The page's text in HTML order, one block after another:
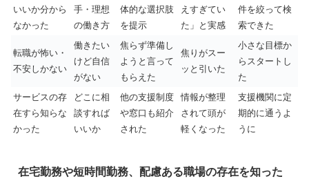
いいか分から
なかった
手・理想
の働き方
体的な選択肢
を提示
えすぎてい
た」と実感
件を絞って検
索できた
転職が怖い・
不安しかない
働きたい
けど自信
がない
焦らず準備し
ようと言って
もらえた
焦りがスー
ッと引いた
小さな目標か
らスタートし
た
サービスの存
在すら知らな
かった
どこに相
談すれば
いいか
他の支援制度
や窓口も紹介
された
情報が整理
されて頭が
軽くなった
支援機関に定
期的に通うよ
うに
在宅勤務や短時間勤務、配慮ある職場の存在を知った